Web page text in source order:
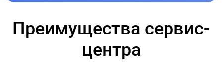
Преимущества сервис-
центра